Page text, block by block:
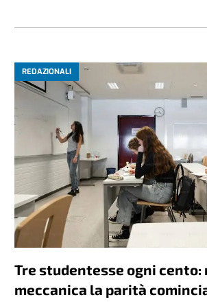
REDAZIONALI
Tre studentesse ogni cento:
meccanica la parità